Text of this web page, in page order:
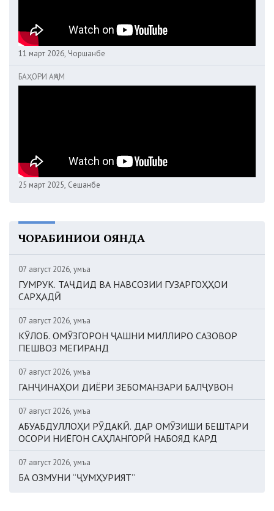
11 март 2026, Чоршанбе
БАҲОРИ АҶАМ
25 март 2025, Сешанбе
ЧОРАБИНИҲОИ ОЯНДА
07 август 2026, Ҷумъа
ГУМРУК. ТАҶДИД ВА НАВСОЗИИ ГУЗАРГОҲҲОИ
САРҲАДӢ
07 август 2026, Ҷумъа
КӮЛОБ. ОМӮЗГОРОН ҶАШНИ МИЛЛИРО САЗОВОР
ПЕШВОЗ МЕГИРАНД
07 август 2026, Ҷумъа
ГАНҶИНАҲОИ ДИЁРИ ЗЕБОМАНЗАРИ БАЛҶУВОН
07 август 2026, Ҷумъа
АБУАБДУЛЛОҲИ РӮДАКӢ. ДАР ОМӮЗИШИ БЕШТАРИ
ОСОРИ НИЁГОН САҲЛАНГОРӢ НАБОЯД КАРД
07 август 2026, Ҷумъа
БА ОЗМУНИ “ҶУМҲУРИЯТ”